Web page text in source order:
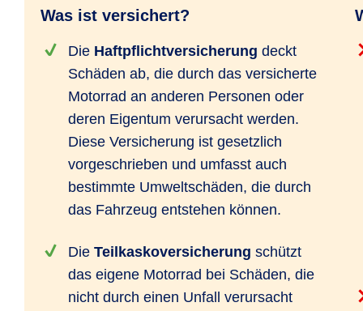
Was ist versichert?
Die Haftpflichtversicherung deckt
Schäden ab, die durch das versicherte
Motorrad an anderen Personen oder
deren Eigentum verursacht werden.
Diese Versicherung ist gesetzlich
vorgeschrieben und umfasst auch
bestimmte Umweltschäden, die durch
das Fahrzeug entstehen können.
Die Teilkaskoversicherung schützt
das eigene Motorrad bei Schäden, die
nicht durch einen Unfall verursacht